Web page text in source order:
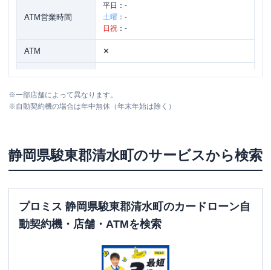
ATM営業時間
平日： -
土曜 ： -
日祝 ： -
ATM ✕
住所 静岡県駿東郡清水町玉川１２２－４
※一部店舗によって異なります。
※自動契約機の場合は年中無休（年末年始は除く）
静岡県駿東郡清水町のサービスから検索
プロミス 静岡県駿東郡清水町のカードローン自
動契約機・店舗・ATMを検索